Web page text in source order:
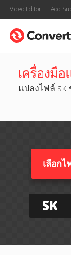
Video Editor Add
เครื่องมือ
แปลงไฟล์ sk
เลือกไ
SK